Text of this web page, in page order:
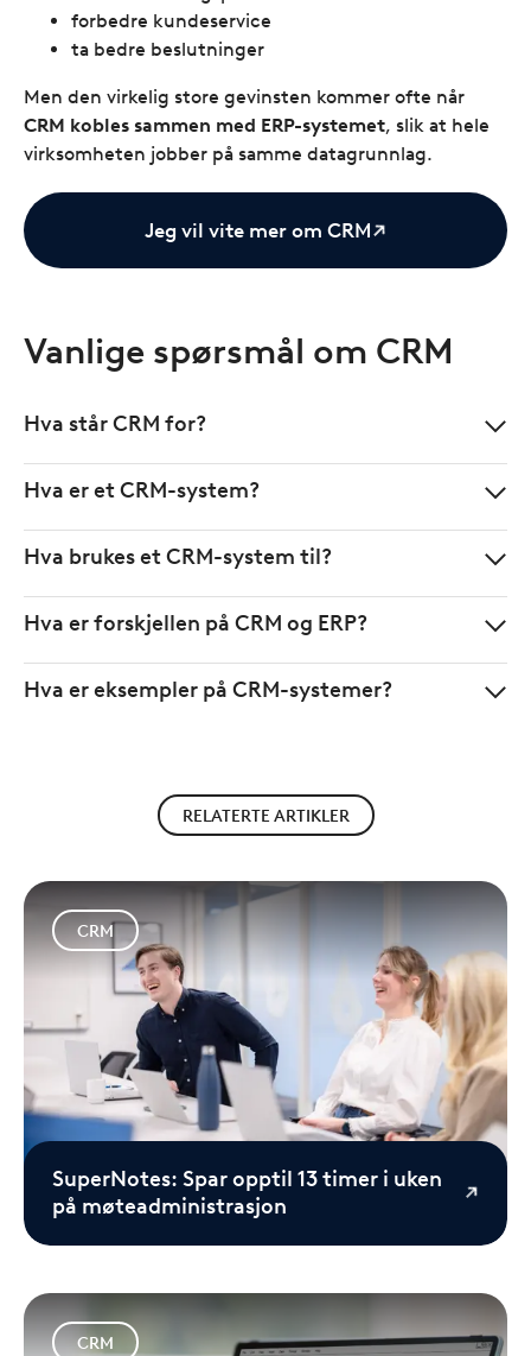
forbedre kundeservice
ta bedre beslutninger
Men den virkelig store gevinsten kommer ofte når
CRM kobles sammen med ERP-systemet, slik at hele
virksomheten jobber på samme datagrunnlag.
Jeg vil vite mer om CRM
Vanlige spørsmål om CRM
Hva står CRM for?
Hva er et CRM-system?
Hva brukes et CRM-system til?
Hva er forskjellen på CRM og ERP?
Hva er eksempler på CRM-systemer?
RELATERTE ARTIKLER
CRM
SuperNotes: Spar opptil 13 timer i uken
på møteadministrasjon
CRM